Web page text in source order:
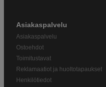
Asiakaspalvelu
Asiakaspalvelu
Ostoehdot
Toimitustavat
Reklamaatiot ja huoltotapaukset
Henkilötiedot